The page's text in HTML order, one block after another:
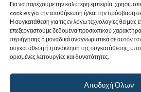
Για να παρέχουμε την καλύτερη εμπειρία,
cookies για την αποθήκευση ή/και την πρόσβαση
Η συγκατάθεση για τις εν λόγω τεχνολογίες θα μας
επεξεργαστούμε δεδομένα προσωπικού
περιήγησης ή μοναδικά αναγνωριστικά σε αυτόν
συγκατάθεση ή η ανάκληση της συγκατάθεσης,
ορισμένες λειτουργίες και δυνατότητες.
Αποδοχή Όλων
Χρήσιμα Έγγραφα
Sitemap
Στοιχεία Επικοινωνίας